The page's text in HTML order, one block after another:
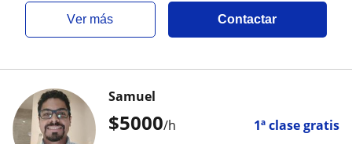
ver más Contactar
$5000/h 1ª clase gratis
Samuel